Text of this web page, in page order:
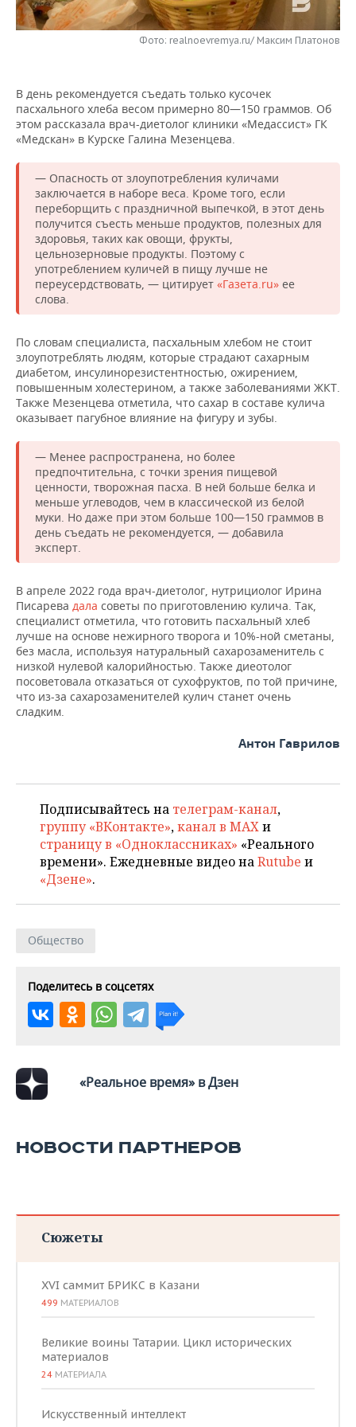
НЕФТЕХИМИЯ
ЭНЕРГЕТИКА
РОЗНИЧНАЯ ТОРГОВЛЯ
УСЛУГИ
НОВОСТИ ТЕХНОЛОГИЙ
МЕДИА
ТЕЛЕКОММУНИКАЦИИ
МЕРОПРИЯТИЯ
ВЫЕЗДНАЯ РЕДАКЦИЯ
БИЗНЕС-БРАНЧИ
ONLINE-КОНФЕРЕНЦИИ
ОТКРЫТАЯ ЛЕКЦИЯ
НОВОСТИ СПОРТА
ФУТБОЛ
ХОККЕЙ
БАСКЕТБОЛ
ВОЛЕЙБОЛ
КИБЕРСПОРТ
ВОДНЫЕ ВИДЫ СПОРТА
ХОККЕЙ С МЯЧОМ
ОБЩЕСТВО
НОВОСТИ ОБЩЕСТВА
ВЛАСТЬ
ИНФРАСТРУКТУРА
ИСТОРИЯ
КУЛЬТУРА
ОБРАЗОВАНИЕ
ПРОИСШЕСТВИЯ
ФОТОГАЛЕРЕЯ
СЮЖЕТЫ
СПРАВОЧНИК
СПИСОК ПЕРСОН
СПИСОК КОМПАНИЙ
ПОЛНАЯ ВЕРСИЯ
Фото: realnoevremya.ru/ Максим Платонов
В день рекомендуется съедать только кусочек
пасхального хлеба весом примерно 80—150 граммов. Об
этом рассказала врач-диетолог клиники «Медассист» ГК
«Медскан» в Курске Галина Мезенцева.
— Опасность от злоупотребления куличами
заключается в наборе веса. Кроме того, если
переборщить с праздничной выпечкой, в этот день
получится съесть меньше продуктов, полезных для
здоровья, таких как овощи, фрукты,
цельнозерновые продукты. Поэтому с
употреблением куличей в пищу лучше не
переусердствовать, — цитирует «Газета.ru» ее
слова.
По словам специалиста, пасхальным хлебом не стоит
злоупотреблять людям, которые страдают сахарным
диабетом, инсулинорезистентностью, ожирением,
повышенным холестерином, а также заболеваниями ЖКТ.
Также Мезенцева отметила, что сахар в составе кулича
оказывает пагубное влияние на фигуру и зубы.
— Менее распространена, но более
предпочтительна, с точки зрения пищевой
ценности, творожная пасха. В ней больше белка и
меньше углеводов, чем в классической из белой
муки. Но даже при этом больше 100—150 граммов в
день съедать не рекомендуется, — добавила
эксперт.
В апреле 2022 года врач-диетолог, нутрициолог Ирина
Писарева дала советы по приготовлению кулича. Так,
специалист отметила, что готовить пасхальный хлеб
лучше на основе нежирного творога и 10%-ной сметаны,
без масла, используя натуральный сахарозаменитель c
низкой нулевой калорийностью. Также диеотолог
посоветовала отказаться от сухофруктов, по той причине,
что из-за сахарозаменителей кулич станет очень
сладким.
Антон Гаврилов
Подписывайтесь на телеграм-канал,
группу «ВКонтакте»,канал в MAXи
страницу в «Одноклассниках» «Реального
времени». Ежедневные видео наRutube и
«Дзене».
Общество
Поделитесь в соцсетях
«Реальное время» в Дзен
НОВОСТИ ПАРТНЕРОВ
Сюжеты
XVI саммит БРИКС в Казани
499 МАТЕРИАЛОВ
Великие воины Татарии. Цикл исторических
материалов
24 МАТЕРИАЛА
Искусственный интеллект